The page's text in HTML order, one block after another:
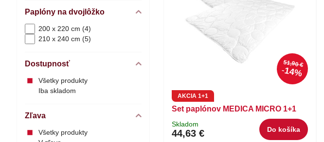
51,90 €
14%
AKCIA 1+1
Set paplónov MEDICA MICRO 1+1
Skladom
44,63 € Do košíka
Paplóny na dvojlôžko
200 x 220 cm (4)
210 x 240 cm (5)
Dostupnosť
Všetky produkty
Iba skladom
Zľava
Všetky produkty